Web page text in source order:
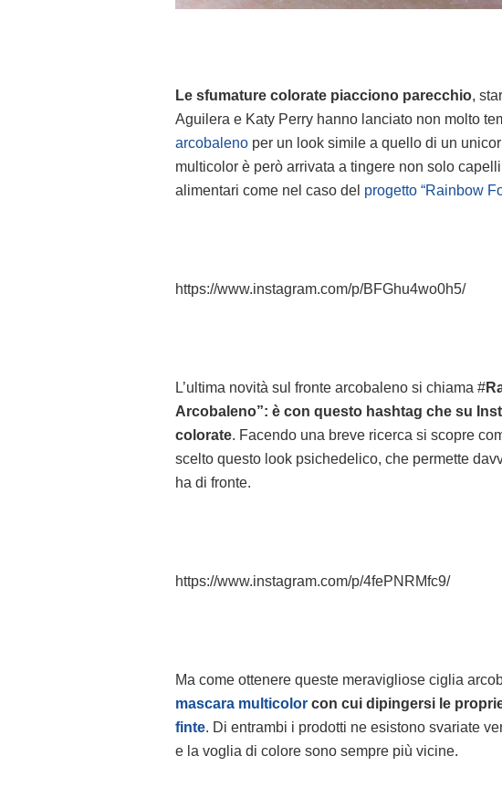
Le sfumature colorate piacciono parecchio,
Aguilera e Katy Perry hanno lanciato non molto
arcobaleno per un look simile a quello di un
multicolor è però arrivata a tingere non solo
alimentari come nel caso del progetto “Rainbow
https://www.instagram.com/p/BFGhu4wo0h5/
L’ultima novità sul fronte arcobaleno si chiama #
Arcobaleno”: è con questo hashtag che su
colorate. Facendo una breve ricerca si scopre
scelto questo look psichedelico, che permette
ha di fronte.
https://www.instagram.com/p/4fePNRMfc9/
Ma come ottenere queste meravigliose ciglia
mascara multicolor con cui dipingersi le
finte. Di entrambi i prodotti ne esistono svariate
e la voglia di colore sono sempre più vicine.